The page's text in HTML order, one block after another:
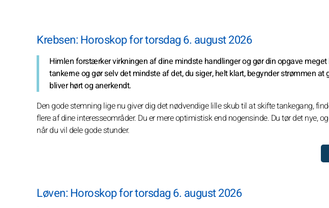
Krebsen: Horoskop for torsdag 6. august 2026
Himlen forstærker virkningen af dine mindste handlinger og gør din opgave meget
tankerne og gør selv det mindste af det, du siger, helt klart, begynder strømmen
bliver hørt og anerkendt.
Den gode stemning lige nu giver dig det nødvendige lille skub til at skifte tankegang,
flere af dine interesseområder. Du er mere optimistisk end nogensinde. Du tør det nye,
når du vil dele gode stunder.
Løven: Horoskop for torsdag 6. august 2026